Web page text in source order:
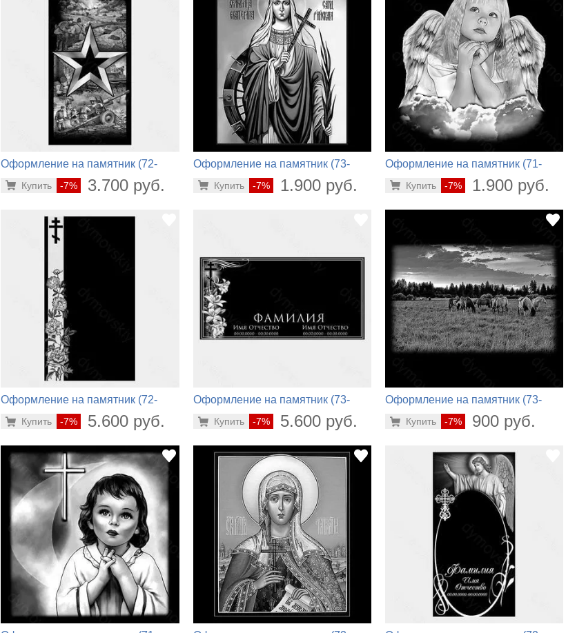
Оформление на памятник (72-
-7% 3.700 руб.
Купить
Оформление на памятник (73-
-7% 1.900 руб.
Купить
Оформление на памятник (71-
-7% 1.900 руб.
Купить
Оформление на памятник (72-
-7% 5.600 руб.
Купить
Оформление на памятник (73-
-7% 5.600 руб.
Купить
Оформление на памятник (73-
-7% 900 руб.
Купить